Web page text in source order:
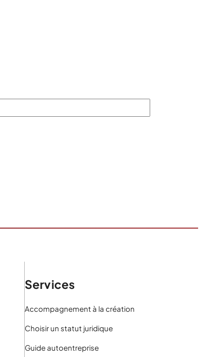
Services
Accompagnement à la création
Choisir un statut juridique
Guide autoentreprise